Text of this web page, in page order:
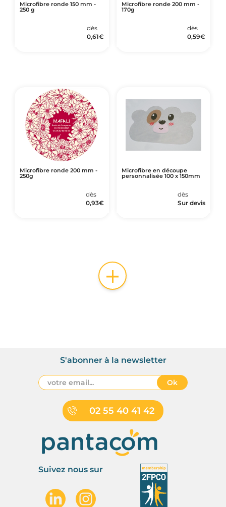
Microfibre ronde 150 mm -
250 g
dès
0,61€
Microfibre ronde 200 mm -
170g
dès
0,59€
Microfibre ronde 200 mm -
250g
dès
0,93€
Microfibre en découpe
personnalisée 100 x 150mm
dès
Sur devis
+
02 55 40 41 42
S'abonner à la newsletter
Ok
Suivez nous sur